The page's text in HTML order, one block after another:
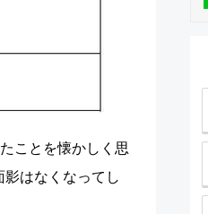
ことを懐かしく思
はなくなってし